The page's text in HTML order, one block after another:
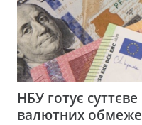
НБУ готує
валютних